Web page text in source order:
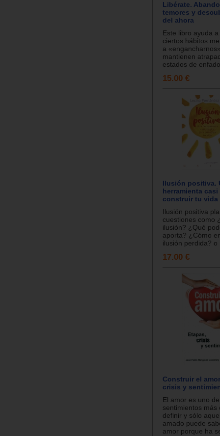
Libérate.
temores y
del ahora
Este libro ayuda
ciertos hábitos
a
mantienen
estados de
15.00 €
Ilusión positiva.
herramienta
construir tu vida
Ilusión positiva
cuestiones como
ilusión? ¿Qué
aporta? ¿Cómo
ilusión perdida?
17.00 €
Construir el
crisis y
El amor es uno
sentimientos más
definir y sólo
amado puede
amor porque ha